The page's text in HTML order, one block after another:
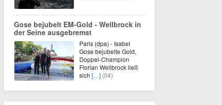
Gose bejubelt EM-Gold - Wellbrock in
der Seine ausgebremst
Paris (dpa) - Isabel
Gose bejubelte Gold,
Doppel-Champion
Florian Wellbrock ließ
sich […] (04)